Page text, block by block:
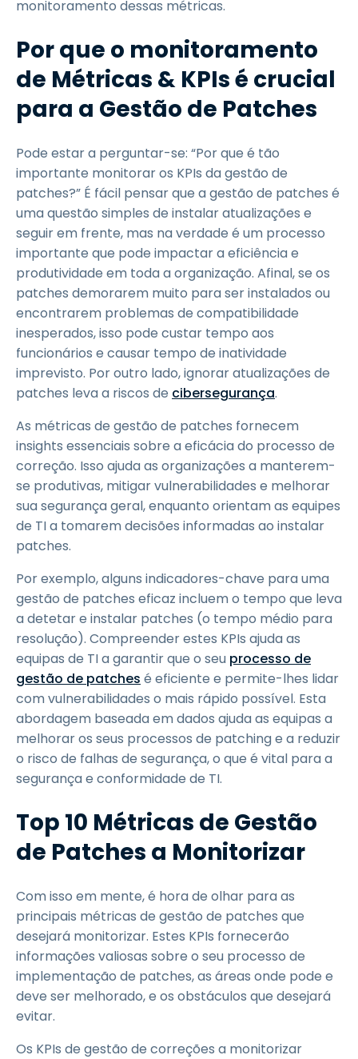
monitoramento dessas métricas.
Por que o monitoramento
de Métricas & KPIs é crucial
para a Gestão de Patches
Pode estar a perguntar-se: “Por que é tão
importante monitorar os KPIs da gestão de
patches?” É fácil pensar que a gestão de patches é
uma questão simples de instalar atualizações e
seguir em frente, mas na verdade é um processo
importante que pode impactar a eficiência e
produtividade em toda a organização. Afinal, se os
patches demorarem muito para ser instalados ou
encontrarem problemas de compatibilidade
inesperados, isso pode custar tempo aos
funcionários e causar tempo de inatividade
imprevisto. Por outro lado, ignorar atualizações de
patches leva a riscos de cibersegurança.
As métricas de gestão de patches fornecem
insights essenciais sobre a eficácia do processo de
correção. Isso ajuda as organizações a manterem-
se produtivas, mitigar vulnerabilidades e melhorar
sua segurança geral, enquanto orientam as equipes
de TI a tomarem decisões informadas ao instalar
patches.
Por exemplo, alguns indicadores-chave para uma
gestão de patches eficaz incluem o tempo que leva
a detetar e instalar patches (o tempo médio para
resolução). Compreender estes KPIs ajuda as
equipas de TI a garantir que o seu processo de
gestão de patches é eficiente e permite-lhes lidar
com vulnerabilidades o mais rápido possível. Esta
abordagem baseada em dados ajuda as equipas a
melhorar os seus processos de patching e a reduzir
o risco de falhas de segurança, o que é vital para a
segurança e conformidade de TI.
Top 10 Métricas de Gestão
de Patches a Monitorizar
Com isso em mente, é hora de olhar para as
principais métricas de gestão de patches que
desejará monitorizar. Estes KPIs fornecerão
informações valiosas sobre o seu processo de
implementação de patches, as áreas onde pode e
deve ser melhorado, e os obstáculos que desejará
evitar.
Os KPIs de gestão de correções a monitorizar